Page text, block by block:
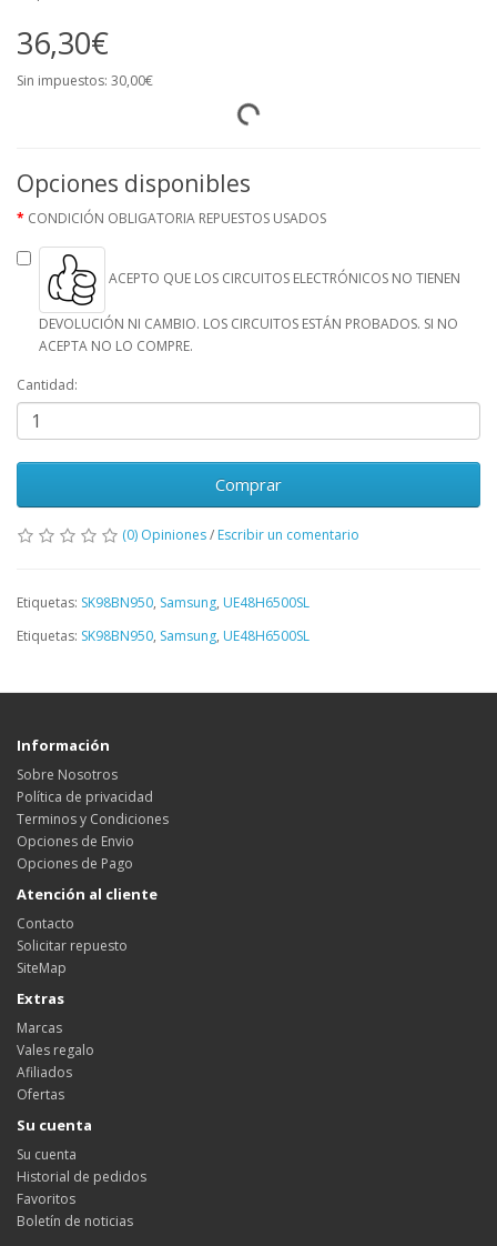
36,30€
Sin impuestos: 30,00€
Opciones disponibles
CONDICIÓN OBLIGATORIA REPUESTOS USADOS
ACEPTO QUE LOS CIRCUITOS ELECTRÓNICOS NO TIENEN
DEVOLUCIÓN NI CAMBIO. LOS CIRCUITOS ESTÁN PROBADOS. SI NO
ACEPTA NO LO COMPRE.
Cantidad:
Comprar
(0) Opiniones/ Escribir un comentario
Etiquetas: SK98BN950, Samsung, UE48H6500SL
Etiquetas: SK98BN950, Samsung, UE48H6500SL
Información
Sobre Nosotros
Política de privacidad
Terminos y Condiciones
Opciones de Envio
Opciones de Pago
Atención al cliente
Contacto
Solicitar repuesto
SiteMap
Extras
Marcas
Vales regalo
Afiliados
Ofertas
Su cuenta
Su cuenta
Historial de pedidos
Favoritos
Boletín de noticias